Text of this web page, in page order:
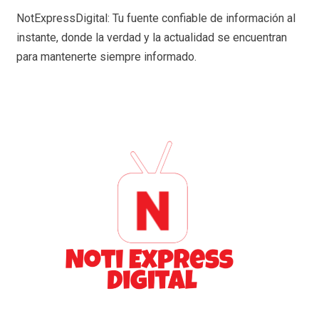
NotExpressDigital: Tu fuente confiable de información al
instante, donde la verdad y la actualidad se encuentran
para mantenerte siempre informado.